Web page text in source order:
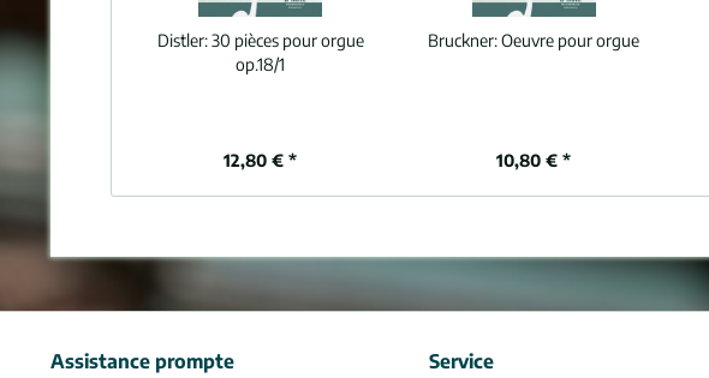
Distler:30 pièces pour orgue
op.18/1
12,80 € *
Bruckner:Oeuvre pour orgue
10,80 € *
Assistance prompte Service